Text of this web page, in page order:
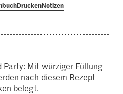
DruckenNotizen
Party: Mit würziger Füllung
nach diesem Rezept
belegt.